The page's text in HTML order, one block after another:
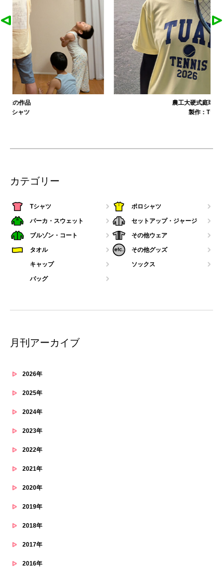
カテゴリー
Tシャツ ポロシャツ
パーカ・スウェット セットアップ・ジャージ
ブルゾン・コート その他ウェア
タオル その他グッズ
キャップ ソックス
バッグ
月刊アーカイブ
2026年
2025年
2024年
2023年
2022年
2021年
2020年
2019年
2018年
2017年
2016年